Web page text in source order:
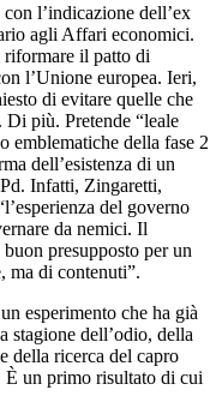
l’indicazione dell’ex
agli Affari economici.
riformare il patto di
l’Unione europea. Ieri,
di evitare quelle che
Di più. Pretende “leale
emblematiche della fase 2
dell’esistenza di un
Infatti, Zingaretti,
del governo
da nemici. Il
presupposto per un
ma di contenuti”.
esperimento che ha già
stagione dell’odio, della
della ricerca del capro
È un primo risultato di cui